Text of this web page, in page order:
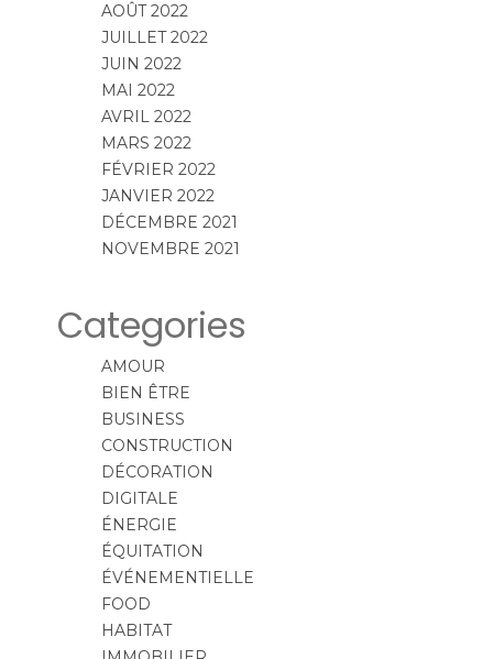
AOÛT 2022
JUILLET 2022
JUIN 2022
MAI 2022
AVRIL 2022
MARS 2022
FÉVRIER 2022
JANVIER 2022
DÉCEMBRE 2021
NOVEMBRE 2021
Categories
AMOUR
BIEN ÊTRE
BUSINESS
CONSTRUCTION
DÉCORATION
DIGITALE
ÉNERGIE
ÉQUITATION
ÉVÉNEMENTIELLE
FOOD
HABITAT